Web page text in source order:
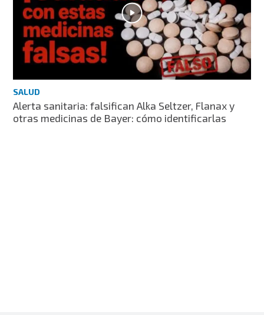
SALUD
Alerta sanitaria: falsifican Alka Seltzer, Flanax y
otras medicinas de Bayer: cómo identificarlas